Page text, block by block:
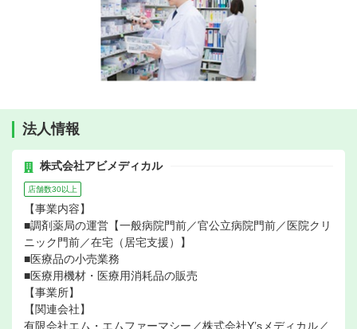
法人情報
株式会社アビメディカル
店舗数30以上
【事業内容】
■調剤薬局の運営【一般病院門前／官公立病院門前／医院クリ
ニック門前／在宅（居宅支援）】
■医療品の小売業務
■医療用機材・医療用消耗品の販売
【事業所】
【関連会社】
有限会社エム・エムファーマシー／株式会社Y’sメディカル／